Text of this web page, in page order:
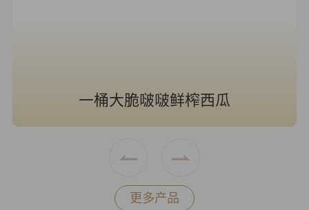
一桶大脆啵啵鲜榨西瓜
更多产品